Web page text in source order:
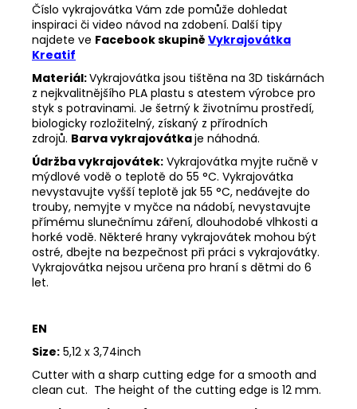
Číslo vykrajovátka Vám zde pomůže dohledat
inspiraci či video návod na zdobení. Další tipy
najdete ve Facebook skupině Vykrajovátka
Kreatif
Materiál:Vykrajovátka jsou tištěna na 3D tiskárnách
z nejkvalitnějšího PLA plastu s atestem výrobce pro
styk s potravinami. Je šetrný k životnímu prostředí,
biologicky rozložitelný, získaný z přírodních
zdrojů. Barva vykrajovátkaje náhodná.
Údržba vykrajovátek: Vykrajovátka myjte ručně v
mýdlové vodě o teplotě do 55 °C. Vykrajovátka
nevystavujte vyšší teplotě jak 55 °C, nedávejte do
trouby, nemyjte v myčce na nádobí, nevystavujte
přímému slunečnímu záření, dlouhodobé vlhkosti a
horké vodě. Některé hrany vykrajovátek mohou být
ostré, dbejte na bezpečnost při práci s vykrajovátky.
Vykrajovátka nejsou určena pro hraní s dětmi do 6
let.
EN
Size: 5,12 x 3,74inch
Cutter with a sharp cutting edge for a smooth and
clean cut. The height of the cutting edge is 12 mm.